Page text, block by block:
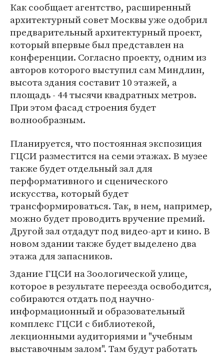
Как сообщает агентство, расширенный
архитектурный совет Москвы уже одобрил
предварительный архитектурный проект,
который впервые был представлен на
конференции. Согласно проекту, одним из
авторов которого выступил сам Миндлин,
высота здания составит 10 этажей, а
площадь - 44 тысячи квадратных метров.
При этом фасад строения будет
волнообразным.
Планируется, что постоянная экспозиция
ГЦСИ разместится на семи этажах. В музее
также будет отдельный зал для
перформативного и сценического
искусства, который будет
трансформироваться. Так, в нем, например,
можно будет проводить вручение премий.
Другой зал отдадут под видео-арт и кино. В
новом здании также будет выделено два
этажа для запасников.
Здание ГЦСИ на Зоологической улице,
которое в результате переезда освободится,
собираются отдать под научно-
информационный и образовательный
комплекс ГЦСИ с библиотекой,
лекционными аудиториями и "учебным
выставочным залом". Там будут работать